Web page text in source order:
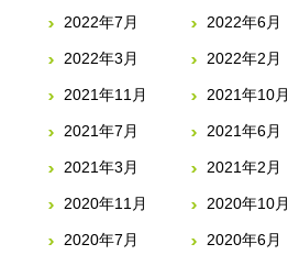
2022年7月 2022年6月
2022年3月 2022年2月
2021年11月 2021年10月
2021年7月 2021年6月
2021年3月 2021年2月
2020年11月 2020年10月
2020年7月 2020年6月